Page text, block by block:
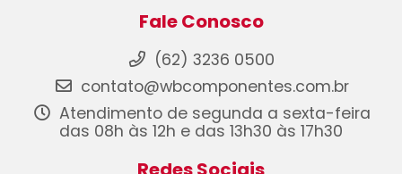
Fale Conosco
(62) 3236 0500
contato@wbcomponentes.com.br
Atendimento de segunda a sexta-feira
das 08h às 12h e das 13h30 às 17h30